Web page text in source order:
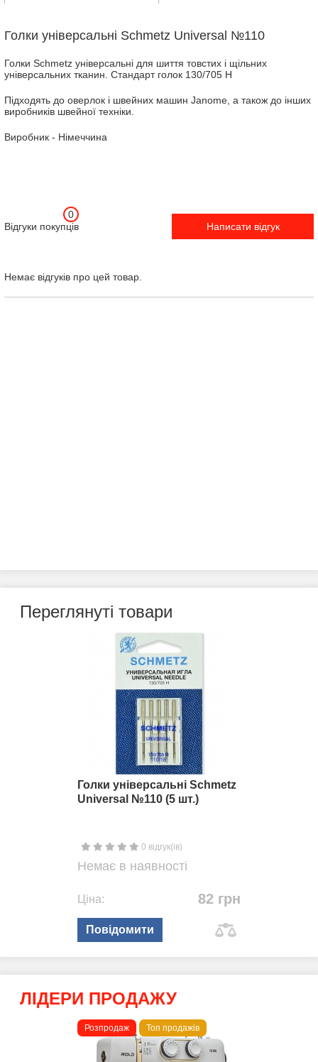
Голки універсальні Schmetz Universal №110
Голки Schmetz універсальні для шиття товстих і щільних
універсальних тканин. Стандарт голок 130/705 H
Підходять до оверлок і швейних машин Janome, а також до інших
виробників швейної техніки.
Виробник - Німеччина
Відгуки покупців
0
Написати відгук
Немає відгуків про цей товар.
Переглянуті товари
Голки універсальні Schmetz
Universal №110 (5 шт.)
0 відгук(ів)
Немає в наявності
Ціна: 82 грн
Повідомити
ЛІДЕРИ ПРОДАЖУ
Розпродаж Топ продажів